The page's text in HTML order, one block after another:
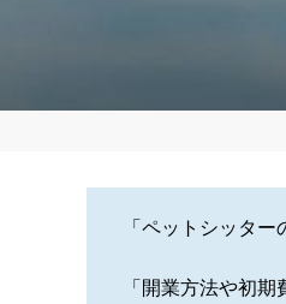
「ペットシッタ
「開業方法や初期